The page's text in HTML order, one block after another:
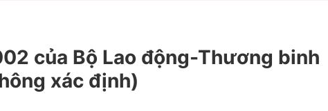
của Bộ Lao động-Thương binh
xác định)